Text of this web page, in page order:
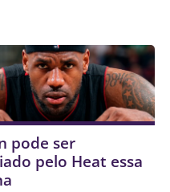
pode ser
pelo Heat essa